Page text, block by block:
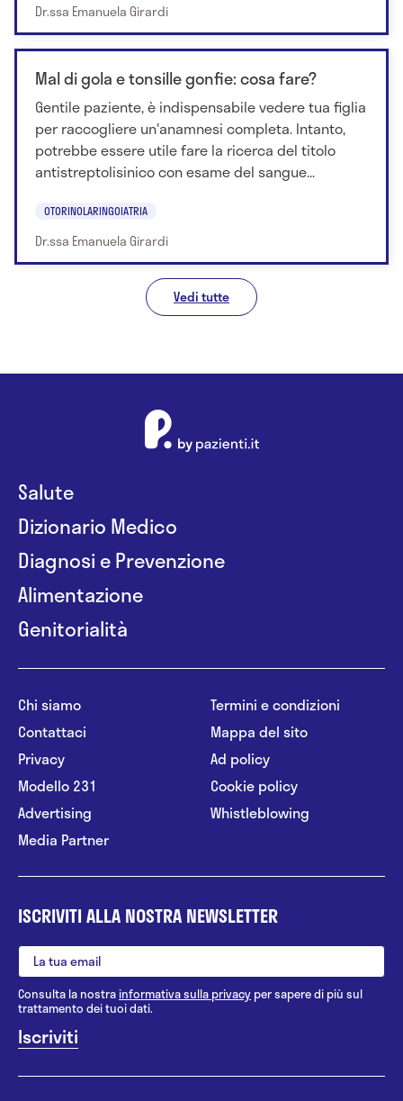
Dr.ssa Emanuela Girardi
Mal di gola e tonsille gonfie: cosa fare?
Gentile paziente, è indispensabile vedere tua figlia
per raccogliere un'anamnesi completa. Intanto,
potrebbe essere utile fare la ricerca del titolo
antistreptolisinico con esame del sangue...
OTORINOLARINGOIATRIA
Dr.ssa Emanuela Girardi
Vedi tutte
Salute
Dizionario Medico
Diagnosi e Prevenzione
Alimentazione
Genitorialità
Chi siamo
Contattaci
Privacy
Modello 231
Advertising
Media Partner
Termini e condizioni
Mappa del sito
Ad policy
Cookie policy
Whistleblowing
ISCRIVITI ALLA NOSTRA NEWSLETTER
Consulta la nostrainformativa sulla privacy per sapere di più sul
trattamento dei tuoi dati.